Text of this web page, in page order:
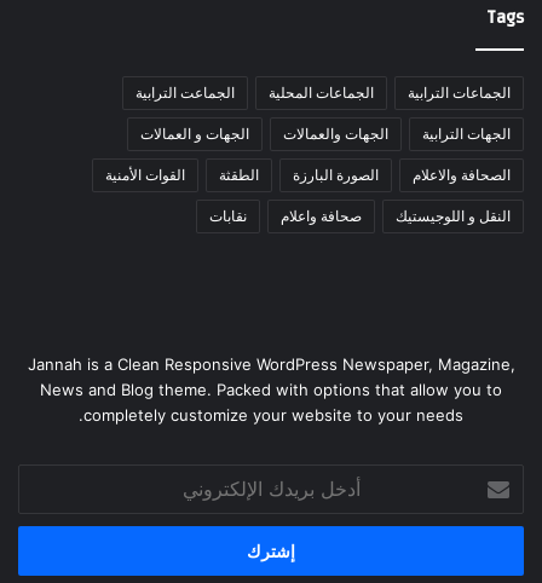
Tags
الجماعات الترابية الجماعات المحلية الجماعت الترابية
الجهات الترابية الجهات والعمالات الجهات و العمالات
الصحافة والاعلام الصورة البارزة الطقثة القوات الأمنية
النقل و اللوجيستيك صحافة واعلام نقابات
Jannah is a Clean Responsive WordPress Newspaper, Magazine,
News and Blog theme. Packed with options that allow you to
completely customize your website to your needs.
أدخل
بريدك
الإلكتروني